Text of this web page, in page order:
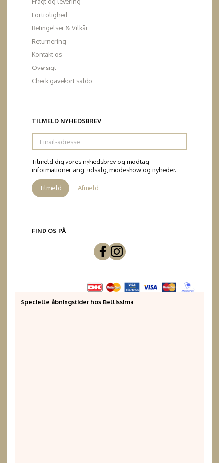
Fortrolighed
Betingelser & Vilkår
Returnering
Kontakt os
Oversigt
Check gavekort saldo
TILMELD NYHEDSBREV
Email-
adresse
Tilmeld dig vores nyhedsbrev og modtag
informationer ang. udsalg, modeshow og nyheder.
Tilmeld Afmeld
FIND OS PÅ
Specielle åbningstider hos Bellissima